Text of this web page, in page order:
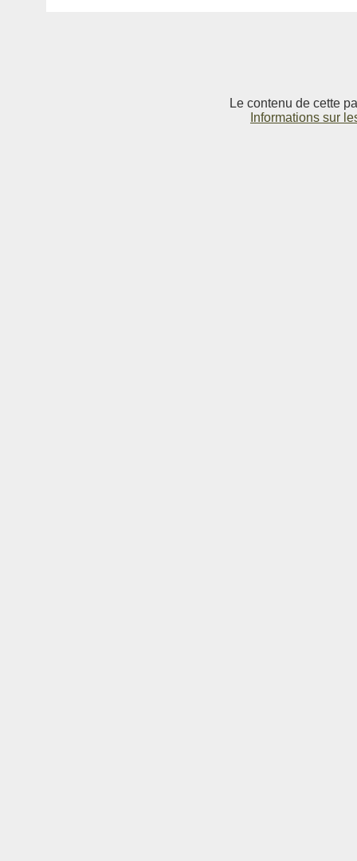
Le contenu de cette
Informations sur